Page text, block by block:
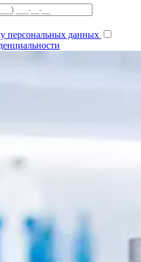
персональных данных